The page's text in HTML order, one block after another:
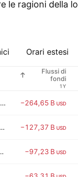
le ragioni della
Orari estesi
Flussi di
fondi
1Y
I.B.I. SAL (4A) Index Israel Banks IL −264,65 B USD
Ossiam Shiller Barclays Cape US Sector Value UCITS ETF 1C USD −127,37 B USD
ETF Bisnis-27 −97,23 B USD